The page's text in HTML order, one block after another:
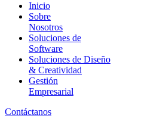
Inicio
Sobre
Nosotros
Soluciones de
Software
Soluciones de Diseño
& Creatividad
Gestión
Empresarial
Contáctanos